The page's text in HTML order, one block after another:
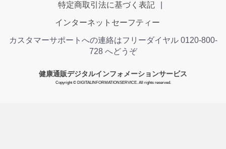
特定商取引法に基づく表記
インターネットセーフティー
カスタマーサポートへの連絡はフリーダイヤル 0120-800-
728 へどうぞ
健康通販デジタルインフォメーションサービス
Copyright © DIGITALINFORMATIONSERVICE. All rights reserved.